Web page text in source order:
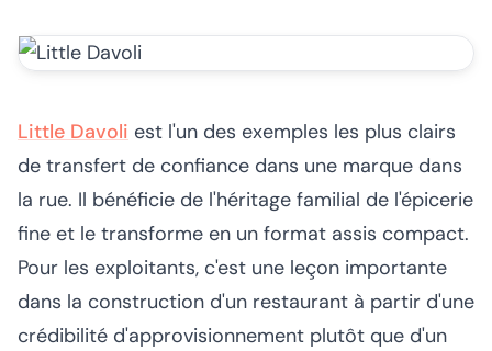
Little Davoli est l'un des exemples les plus clairs
de transfert de confiance dans une marque dans
la rue. Il bénéficie de l'héritage familial de l'épicerie
fine et le transforme en un format assis compact.
Pour les exploitants, c'est une leçon importante
dans la construction d'un restaurant à partir d'une
crédibilité d'approvisionnement plutôt que d'un